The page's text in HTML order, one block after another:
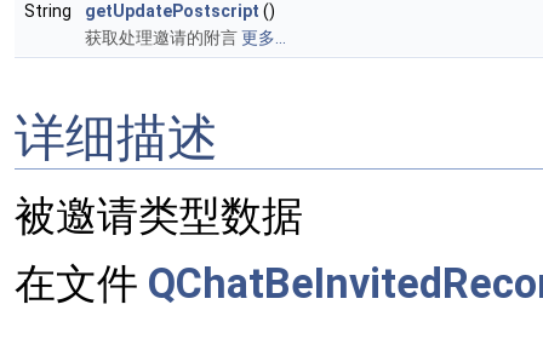
String
getUpdatePostscript ()
获取处理邀请的附言更多...
详细描述
被邀请类型数据
在文件